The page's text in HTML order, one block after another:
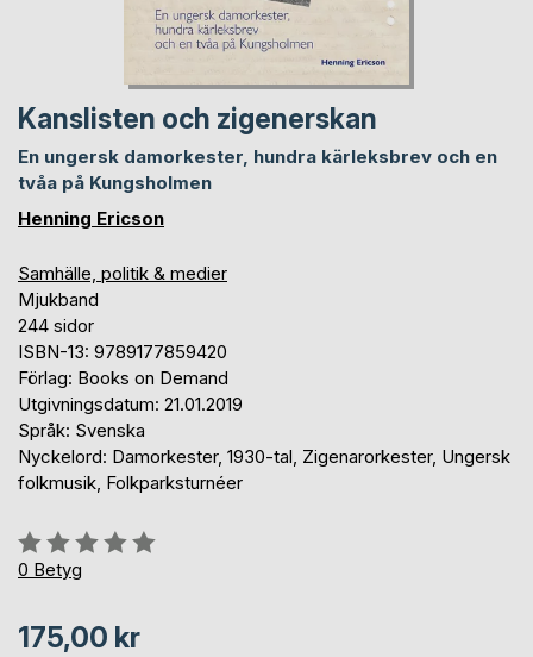
Kanslisten och zigenerskan
En ungersk damorkester, hundra kärleksbrev och en
tvåa på Kungsholmen
Henning Ericson
Samhälle, politik & medier
Mjukband
244 sidor
ISBN-13: 9789177859420
Förlag: Books on Demand
Utgivningsdatum: 21.01.2019
Språk: Svenska
Nyckelord: Damorkester, 1930-tal, Zigenarorkester, Ungersk
folkmusik, Folkparksturnéer
Betyg::
0%
0 Betyg
175,00 kr